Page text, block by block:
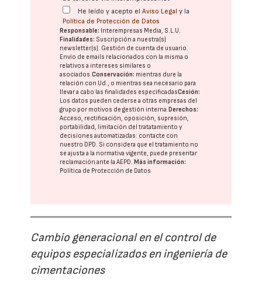
He leído y acepto elAviso Legal y la
Política de Protección de Datos
Responsable: Interempresas Media, S.L.U.
Finalidades: Suscripción a nuestra(s)
newsletter(s). Gestión de cuenta de usuario.
Envío de emails relacionados con la misma o
relativos a intereses similares o
asociados.Conservación: mientras dure la
relación con Ud., o mientras sea necesario para
llevar a cabo las finalidades especificadasCesión:
Los datos pueden cederse a otras empresas del
grupo por motivos de gestión interna.Derechos:
Acceso, rectificación, oposición, supresión,
portabilidad, limitación del tratatamiento y
decisiones automatizadas: contacte con
nuestro DPD . Si considera que el tratamiento no
se ajusta a la normativa vigente, puede presentar
reclamación ante laAEPD .Más información:
Política de Protección de Datos
Cambio generacional en el control de
equipos especializados en ingeniería de
cimentaciones